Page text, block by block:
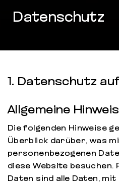
Datenschutz
1. Datenschutz
Allgemeine
Die folgenden Hinweise
Überblick darüber, was
personenbezogenen
diese Website besuchen.
Daten sind alle Daten,